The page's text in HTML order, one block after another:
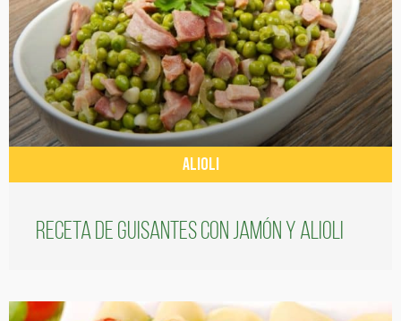
ALIOLI
Receta de guisantes con jamón y alioli